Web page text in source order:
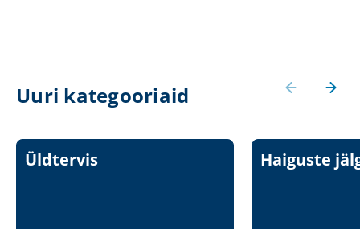
Uuri kategooriaid
Üldtervis Haiguste